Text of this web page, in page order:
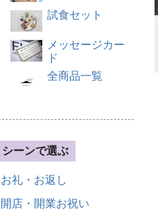
試食セット
メッセージカー
ド
全商品一覧
シーンで選ぶ
お礼・お返し
開店・開業お祝い